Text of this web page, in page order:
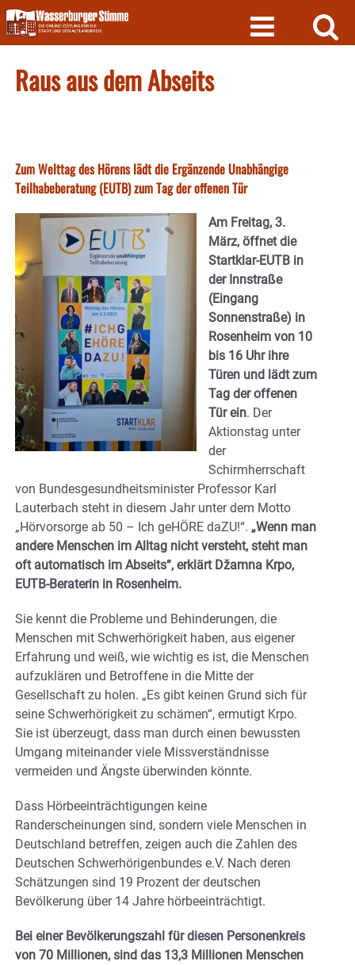
Skip
to
content
Raus aus dem Abseits
Zum Welttag des Hörens lädt die Ergänzende Unabhängige
Teilhabeberatung (EUTB) zum Tag der offenen Tür
Am Freitag, 3.
März, öffnet die
Startklar-EUTB in
der Innstraße
(Eingang
Sonnenstraße) in
Rosenheim von 10
bis 16 Uhr ihre
Türen und lädt zum
Tag der offenen
Tür ein. Der
Aktionstag unter
der
Schirmherrschaft
von Bundesgesundheitsminister Professor Karl
Lauterbach steht in diesem Jahr unter dem Motto
„Hörvorsorge ab 50 – Ich geHÖRE daZU!“. „Wenn man
andere Menschen im Alltag nicht versteht, steht man
oft automatisch im Abseits“, erklärt Džamna Krpo,
EUTB-Beraterin in Rosenheim.
Sie kennt die Probleme und Behinderungen, die
Menschen mit Schwerhörigkeit haben, aus eigener
Erfahrung und weiß, wie wichtig es ist, die Menschen
aufzuklären und Betroffene in die Mitte der
Gesellschaft zu holen. „Es gibt keinen Grund sich für
seine Schwerhörigkeit zu schämen“, ermutigt Krpo.
Sie ist überzeugt, dass man durch einen bewussten
Umgang miteinander viele Missverständnisse
vermeiden und Ängste überwinden könnte.
Dass Hörbeeinträchtigungen keine
Randerscheinungen sind, sondern viele Menschen in
Deutschland betreffen, zeigen auch die Zahlen des
Deutschen Schwerhörigenbundes e.V. Nach deren
Schätzungen sind 19 Prozent der deutschen
Bevölkerung über 14 Jahre hörbeeinträchtigt.
Bei einer Bevölkerungszahl für diesen Personenkreis
von 70 Millionen, sind das 13,3 Millionen Menschen